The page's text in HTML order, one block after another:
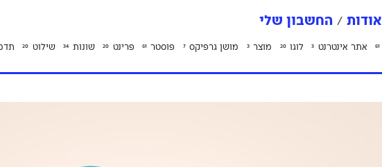
אודות החשבון שלי
61 אתר אינטרנט 3 לוגו 20 מוצר 3 מושן גרפיקס 7 פוסטר 61 פרינט 20 שונות 34 שילוט 20